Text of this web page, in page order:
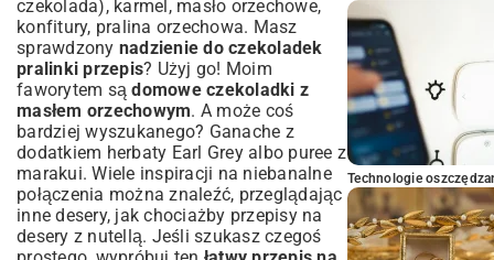
czekolada), karmel, masło orzechowe,
konfitury, pralina orzechowa. Masz
sprawdzony nadzienie do czekoladek
pralinki przepis? Użyj go! Moim
faworytem sądomowe czekoladki z
masłem orzechowym. A może coś
bardziej wyszukanego? Ganache z
dodatkiem herbaty Earl Grey albo puree z
marakui. Wiele inspiracji na niebanalne
połączenia można znaleźć, przeglądając
inne desery, jak chociażby przepisy na
desery z nutellą. Jeśli szukasz czegoś
Technologie